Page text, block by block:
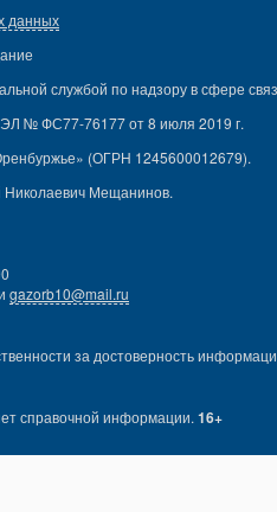
данных
службой по надзору в сфере
№ ФС77-76177 от 8 июля 2019 г.
(ОГРН 1245600012679).
Мещанинов.
gazorb10@mail.ru
за достоверность
справочной информации. 16+